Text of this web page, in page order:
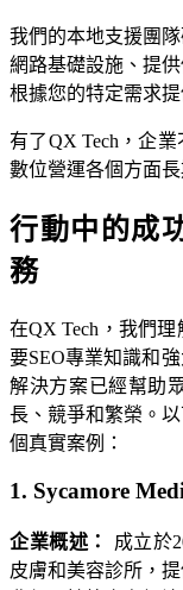
我們的本地支援團
網路基礎設施、提
根據您的特定需求
有了QX Tech，企
數位營運各個方面
行動中的成
務
在QX Tech，我們
要SEO專業知識和
解決方案已經幫助
長、競爭和繁榮。
個真實案例：
1. Sycamore
企業概述： 成立於
皮膚和美容診所，